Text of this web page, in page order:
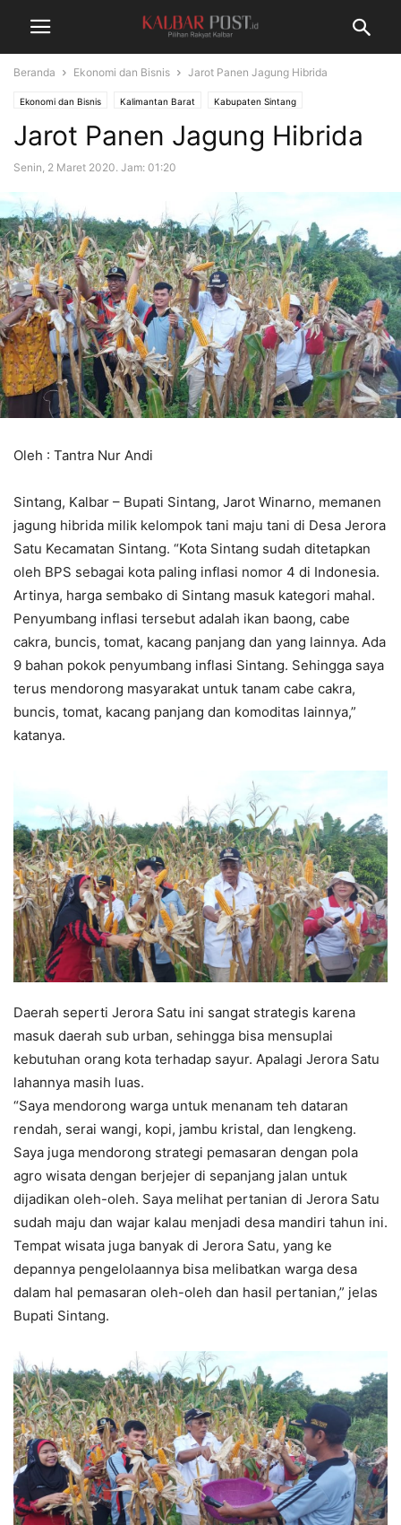
Beranda Ekonomi dan Bisnis Jarot Panen Jagung Hibrida
Ekonomi dan Bisnis Kalimantan Barat Kabupaten Sintang
Jarot Panen Jagung Hibrida
Senin, 2 Maret 2020. Jam: 01:20
Oleh : Tantra Nur Andi
Sintang, Kalbar – Bupati Sintang, Jarot Winarno, memanen
jagung hibrida milik kelompok tani maju tani di Desa Jerora
Satu Kecamatan Sintang. “Kota Sintang sudah ditetapkan
oleh BPS sebagai kota paling inflasi nomor 4 di Indonesia.
Artinya, harga sembako di Sintang masuk kategori mahal.
Penyumbang inflasi tersebut adalah ikan baong, cabe
cakra, buncis, tomat, kacang panjang dan yang lainnya. Ada
9 bahan pokok penyumbang inflasi Sintang. Sehingga saya
terus mendorong masyarakat untuk tanam cabe cakra,
buncis, tomat, kacang panjang dan komoditas lainnya,”
katanya.
Daerah seperti Jerora Satu ini sangat strategis karena
masuk daerah sub urban, sehingga bisa mensuplai
kebutuhan orang kota terhadap sayur. Apalagi Jerora Satu
lahannya masih luas.
“Saya mendorong warga untuk menanam teh dataran
rendah, serai wangi, kopi, jambu kristal, dan lengkeng.
Saya juga mendorong strategi pemasaran dengan pola
agro wisata dengan berjejer di sepanjang jalan untuk
dijadikan oleh-oleh. Saya melihat pertanian di Jerora Satu
sudah maju dan wajar kalau menjadi desa mandiri tahun ini.
Tempat wisata juga banyak di Jerora Satu, yang ke
depannya pengelolaannya bisa melibatkan warga desa
dalam hal pemasaran oleh-oleh dan hasil pertanian,” jelas
Bupati Sintang.